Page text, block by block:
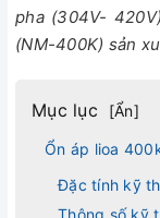
pha (304V-
(NM-400K) sản
Mục lục [Ẩn]
Ổn áp lioa
Đặc tính kỹ
Thông số kỹ